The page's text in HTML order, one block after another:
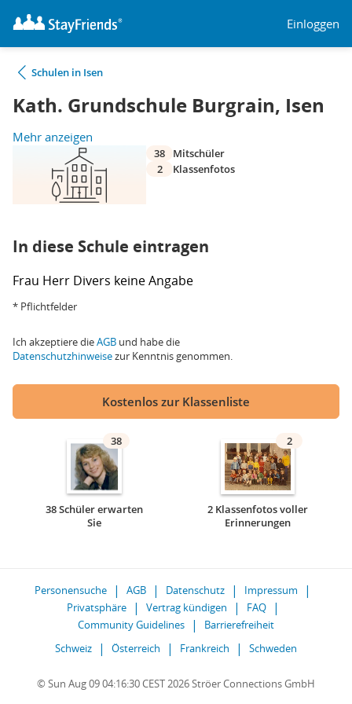
Einloggen
Schulen in Isen
Kath. Grundschule Burgrain, Isen
Mehr anzeigen
38
Mitschüler
2
Klassenfotos
In diese Schule eintragen
Frau Herr Divers keine Angabe
* Pflichtfelder
Ich akzeptiere dieAGB und habe die
Datenschutzhinweisezur Kenntnis genommen.
Kostenlos zur Klassenliste
38
38 Schüler erwarten
Sie
2
2 Klassenfotos voller
Erinnerungen
Personensuche AGB Datenschutz
Impressum
Privatsphäre
Vertrag kündigen
FAQ
Community Guidelines
Barrierefreiheit
Schweiz
Österreich Frankreich Schweden
© Sun Aug 09 04:16:30 CEST 2026 Ströer Connections GmbH